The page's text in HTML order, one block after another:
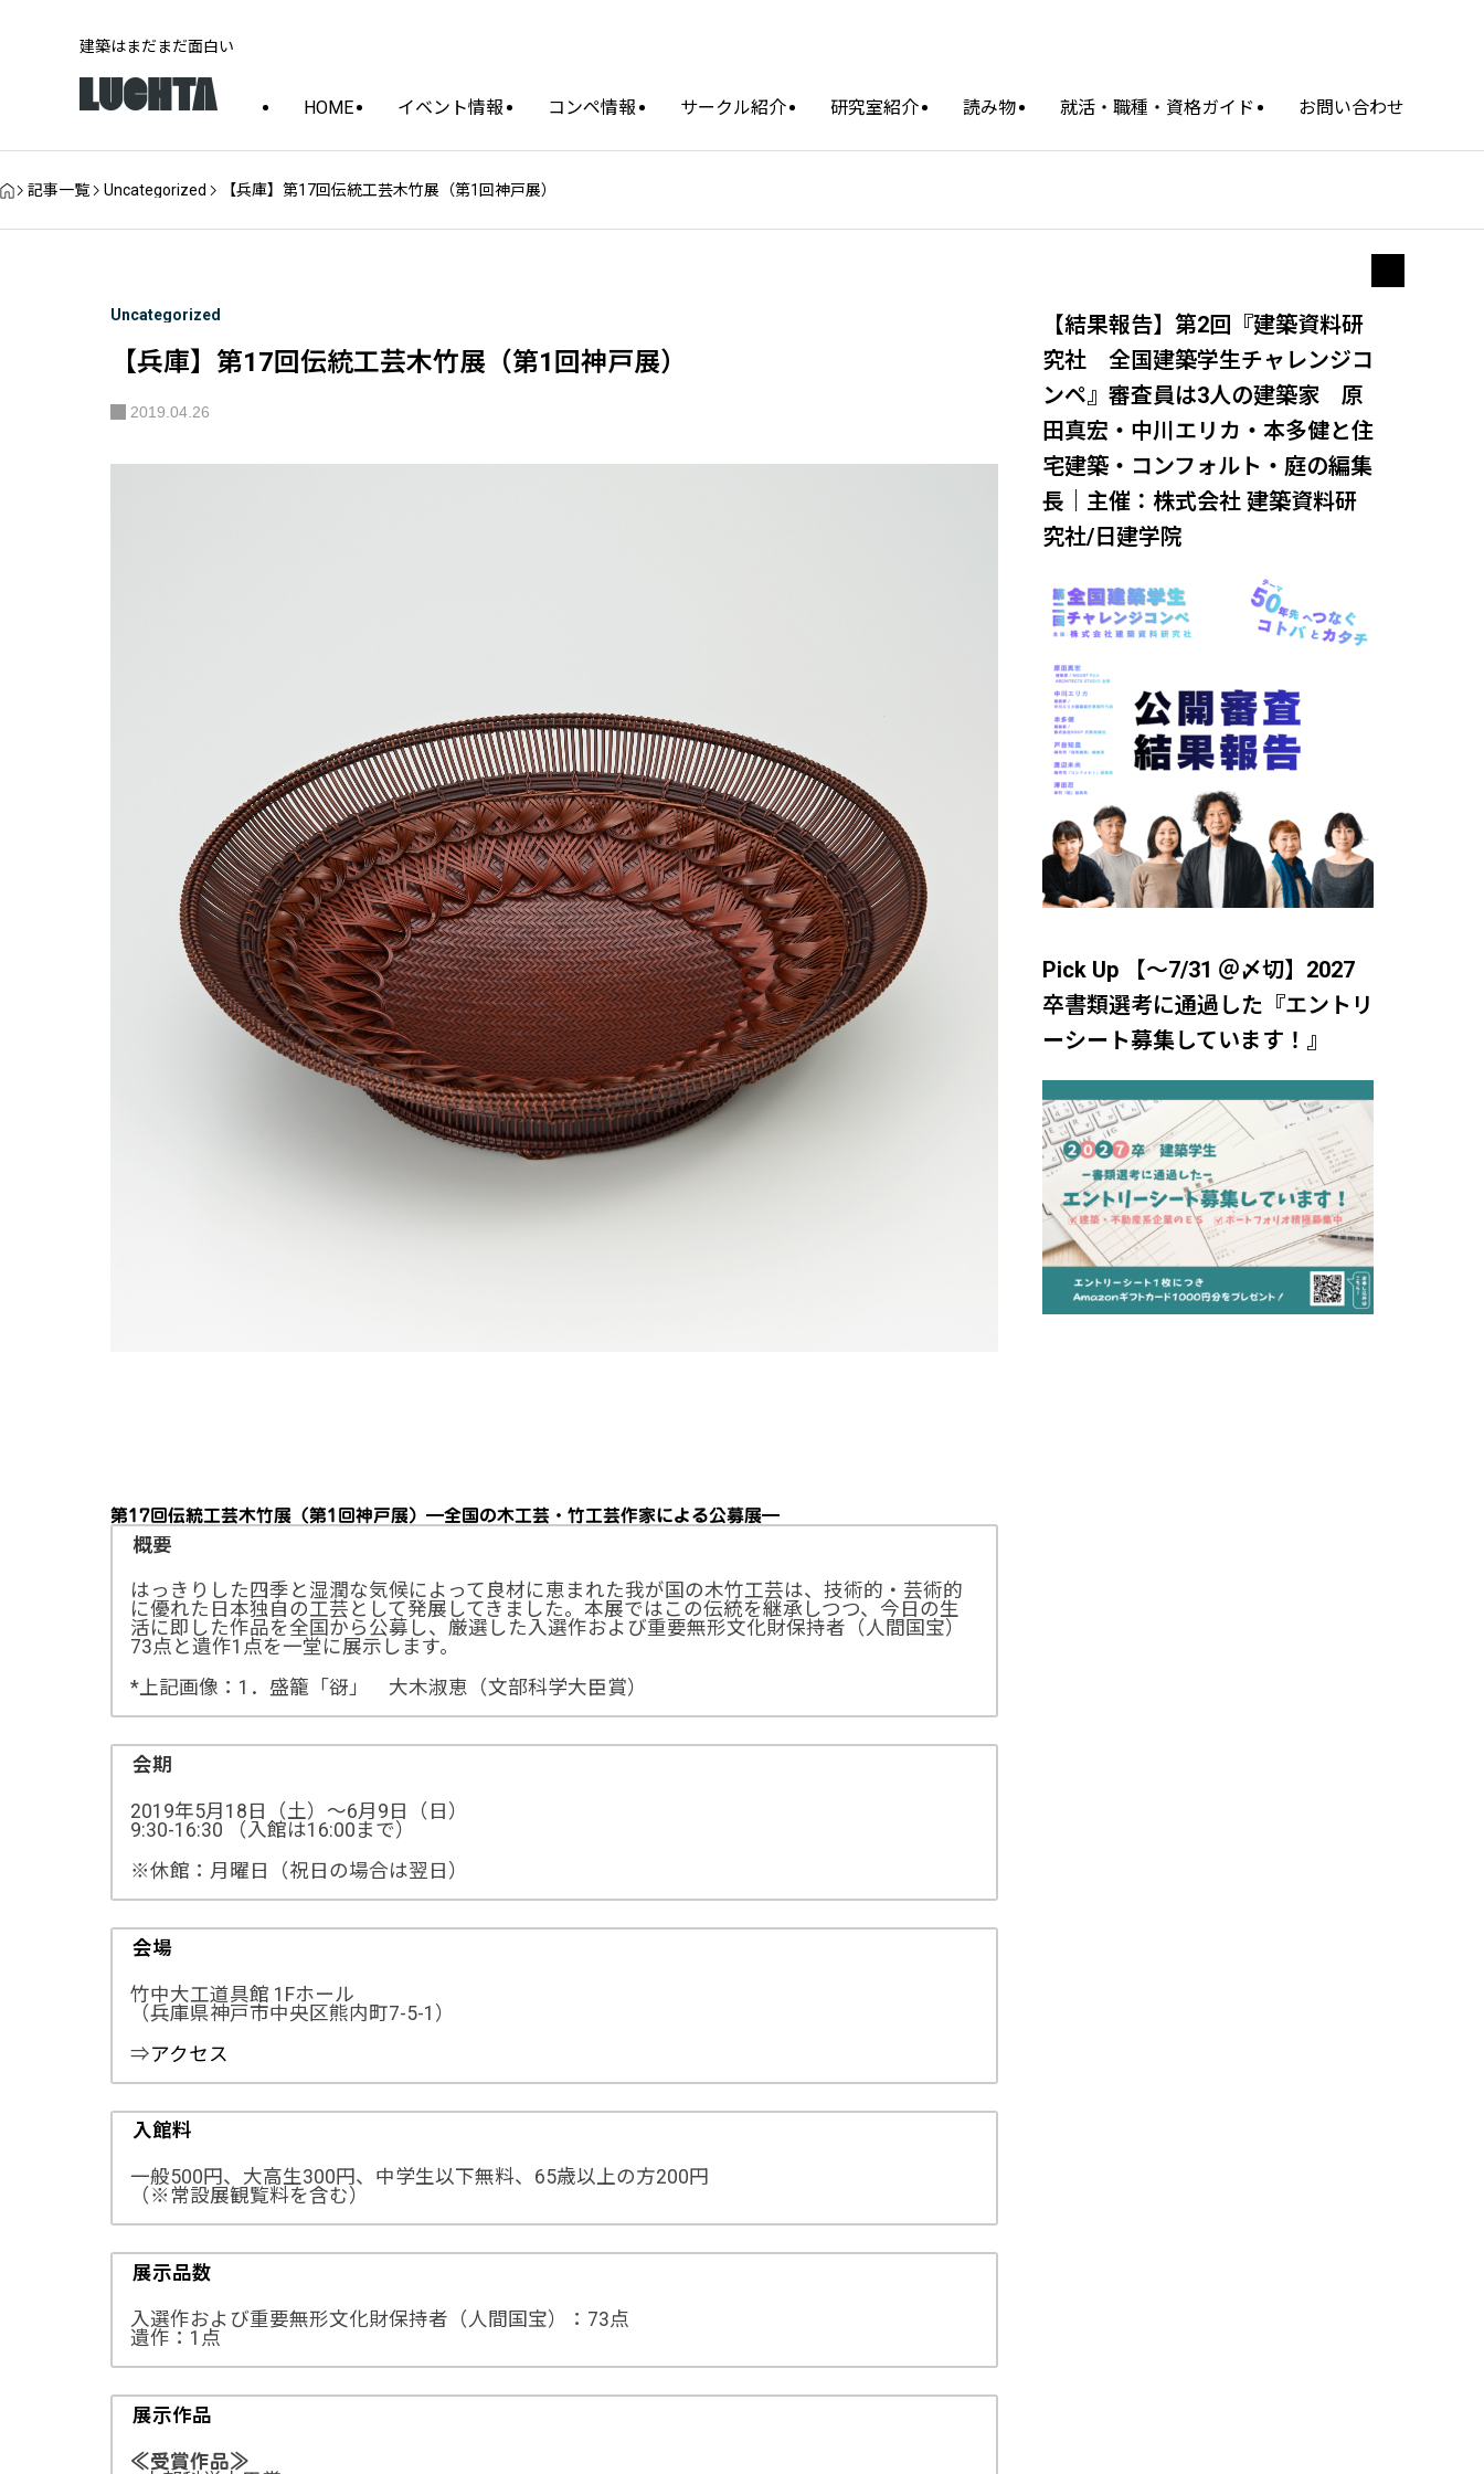
建築はまだまだ面白い
HOME イベント情報 コンペ情報 サークル紹介 研究室紹介 読み物 就活・職種・資格ガイド お問い合わせ
記事一覧 Uncategorized 【兵庫】第17回伝統工芸木竹展（第1回神戸展）
Uncategorized
【兵庫】第17回伝統工芸木竹展（第1回神戸展）
2019.04.26
第17回伝統工芸木竹展（第1回神戸展）―全国の木工芸・竹工芸作家による公募展―
概要
はっきりした四季と湿潤な気候によって良材に恵まれた我が国の木竹工芸は、技術的・芸術的
に優れた日本独自の工芸として発展してきました。本展ではこの伝統を継承しつつ、今日の生
活に即した作品を全国から公募し、厳選した入選作および重要無形文化財保持者（人間国宝）
73点と遺作1点を一堂に展示します。
*上記画像：1．盛籠「谺」 大木淑恵（文部科学大臣賞）
会期
2019年5月18日（土）～6月9日（日）
9:30-16:30 （入館は16:00まで）
※休館：月曜日（祝日の場合は翌日）
会場
竹中大工道具館 1Fホール
（兵庫県神戸市中央区熊内町7-5-1）
⇒アクセス
入館料
一般500円、大高生300円、中学生以下無料、65歳以上の方200円
（※常設展観覧料を含む）
展示品数
入選作および重要無形文化財保持者（人間国宝）：73点
遺作：1点
展示作品
≪受賞作品≫
【結果報告】第2回『建築資料研
究社 全国建築学生チャレンジコ
ンペ』審査員は3人の建築家 原
田真宏・中川エリカ・本多健と住
宅建築・コンフォルト・庭の編集
長｜主催：株式会社 建築資料研
究社/日建学院
Pick Up 【～7/31 ＠〆切】2027
卒書類選考に通過した『エントリ
ーシート募集しています！』